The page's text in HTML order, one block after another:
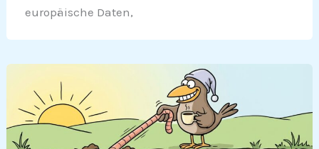
europäische Daten,